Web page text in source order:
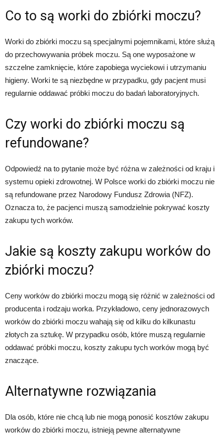
Co to są worki do zbiórki moczu?
Worki do zbiórki moczu są specjalnymi pojemnikami, które służą
do przechowywania próbek moczu. Są one wyposażone w
szczelne zamknięcie, które zapobiega wyciekowi i utrzymaniu
higieny. Worki te są niezbędne w przypadku, gdy pacjent musi
regularnie oddawać próbki moczu do badań laboratoryjnych.
Czy worki do zbiórki moczu są
refundowane?
Odpowiedź na to pytanie może być różna w zależności od kraju i
systemu opieki zdrowotnej. W Polsce worki do zbiórki moczu nie
są refundowane przez Narodowy Fundusz Zdrowia (NFZ).
Oznacza to, że pacjenci muszą samodzielnie pokrywać koszty
zakupu tych worków.
Jakie są koszty zakupu worków do
zbiórki moczu?
Ceny worków do zbiórki moczu mogą się różnić w zależności od
producenta i rodzaju worka. Przykładowo, ceny jednorazowych
worków do zbiórki moczu wahają się od kilku do kilkunastu
złotych za sztukę. W przypadku osób, które muszą regularnie
oddawać próbki moczu, koszty zakupu tych worków mogą być
znaczące.
Alternatywne rozwiązania
Dla osób, które nie chcą lub nie mogą ponosić kosztów zakupu
worków do zbiórki moczu, istnieją pewne alternatywne